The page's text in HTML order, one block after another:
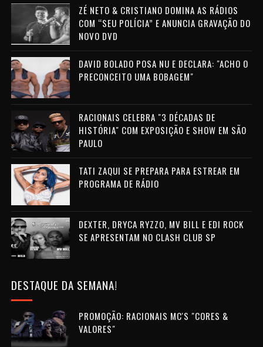
ZÉ NETO & CRISTIANO DOMINA AS RÁDIOS
COM “SEU POLÍCIA” E ANUNCIA GRAVAÇÃO DO
NOVO DVD
DAVID BOLADO POSA NU E DECLARA: "ACHO O
PRECONCEITO UMA BOBAGEM"
RACIONAIS CELEBRA "3 DÉCADAS DE
HISTÓRIA" COM EXPOSIÇÃO E SHOW EM SÃO
PAULO
TATI ZAQUI SE PREPARA PARA ESTREAR EM
PROGRAMA DE RÁDIO
DEXTER, DRYCA RYZZO, MV BILL E EDI ROCK
SE APRESENTAM NO CLASH CLUB SP
DESTAQUE DA SEMANA!
PROMOÇÃO: RACIONAIS MC'S "CORES &
VALORES"